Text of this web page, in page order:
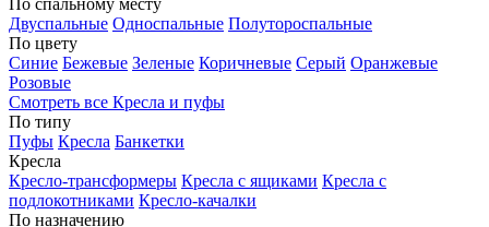
По спальному месту
Двуспальные Односпальные Полутороспальные
По цвету
Синие Бежевые Зеленые Коричневые Серый Оранжевые
Розовые
Смотреть все Кресла и пуфы
По типу
Пуфы Кресла Банкетки
Кресла
Кресло-трансформеры Кресла с ящиками Кресла с
подлокотниками Кресло-качалки
По назначению